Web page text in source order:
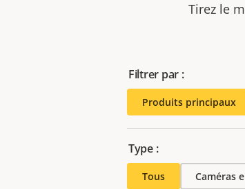
Tirez le
Filtrer par :
Produits principaux
Type :
Tous Caméras